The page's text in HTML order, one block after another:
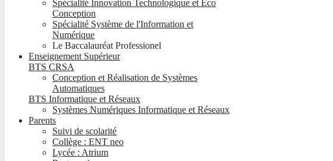
Spécialité Innovation Technologique et Eco
Conception
Spécialité Système de l'Information et
Numérique
Le Baccalauréat Professionel
Enseignement Supérieur
BTS CRSA
Conception et Réalisation de Systèmes
Automatiques
BTS Informatique et Réseaux
Systèmes Numériques Informatique et Réseaux
Parents
Suivi de scolarité
Collège : ENT neo
Lycée : Atrium